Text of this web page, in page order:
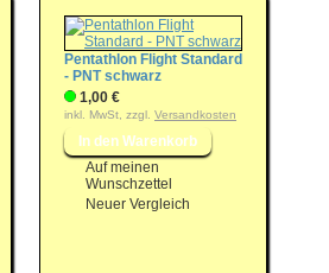
Pentathlon Flight Standard
- PNT schwarz
1,00 €
inkl. MwSt, zzgl. Versandkosten
Auf meinen
Wunschzettel
Neuer Vergleich